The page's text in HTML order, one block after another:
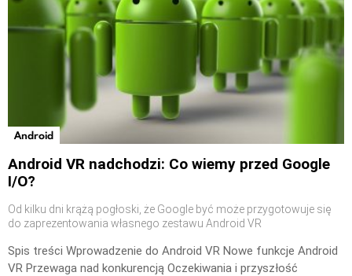
Android
Android VR nadchodzi: Co wiemy przed Google
I/O?
Od kilku dni krążą pogłoski, że Google być może przygotowuje się
do zaprezentowania własnego zestawu Android VR
Spis treści Wprowadzenie do Android VR Nowe funkcje Android
VR Przewaga nad konkurencją Oczekiwania i przyszłość